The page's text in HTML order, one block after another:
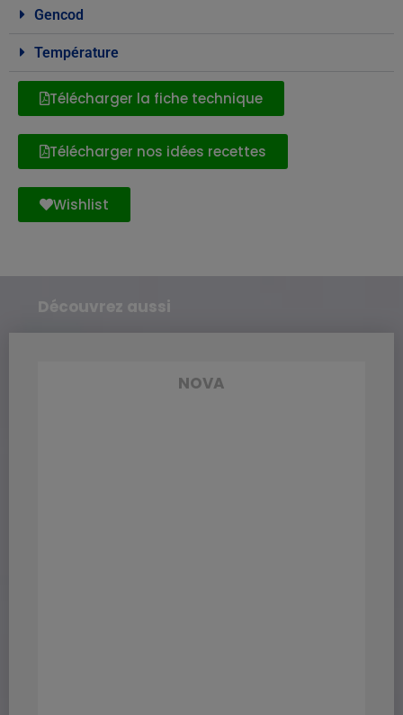
Gencod
Température
Télécharger la fiche technique
Télécharger nos idées recettes
Wishlist
Découvrez aussi
NOVA